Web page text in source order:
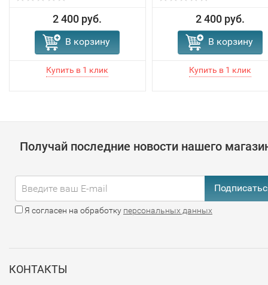
2 400 руб.
В корзину
2 400 руб.
В корзину
Получай последние новости нашего
Я согласен на обработку персональных данных
КОНТАКТЫ